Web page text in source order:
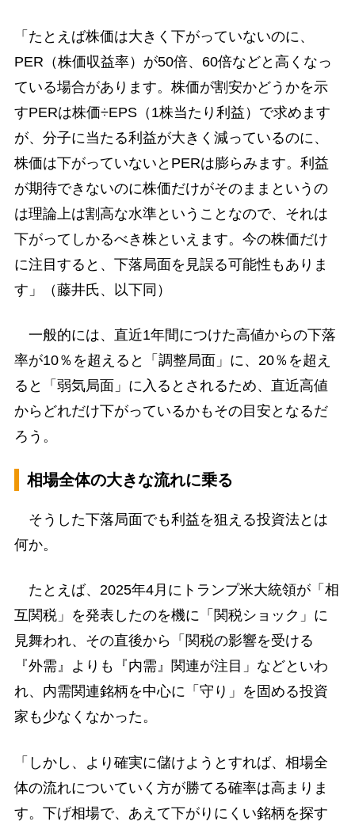
「たとえば株価は大きく下がっていないのに、
PER（株価収益率）が50倍、60倍などと高くなっ
ている場合があります。株価が割安かどうかを示
すPERは株価÷EPS（1株当たり利益）で求めます
が、分子に当たる利益が大きく減っているのに、
株価は下がっていないとPERは膨らみます。利益
が期待できないのに株価だけがそのままというの
は理論上は割高な水準ということなので、それは
下がってしかるべき株といえます。今の株価だけ
に注目すると、下落局面を見誤る可能性もありま
す」（藤井氏、以下同）
一般的には、直近1年間につけた高値からの下落
率が10％を超えると「調整局面」に、20％を超え
ると「弱気局面」に入るとされるため、直近高値
からどれだけ下がっているかもその目安となるだ
ろう。
相場全体の大きな流れに乗る
そうした下落局面でも利益を狙える投資法とは
何か。
たとえば、2025年4月にトランプ米大統領が「相
互関税」を発表したのを機に「関税ショック」に
見舞われ、その直後から「関税の影響を受ける
『外需』よりも『内需』関連が注目」などといわ
れ、内需関連銘柄を中心に「守り」を固める投資
家も少なくなかった。
「しかし、より確実に儲けようとすれば、相場全
体の流れについていく方が勝てる確率は高まりま
す。下げ相場で、あえて下がりにくい銘柄を探す